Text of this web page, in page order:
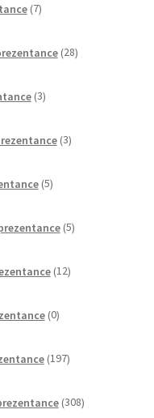
7izdelkov
28izdelkov
3izdelki
3izdelki
5izdelkov
5izdelkov
12izdelkov
0izdelkov
197izdelkov
308izdelkov